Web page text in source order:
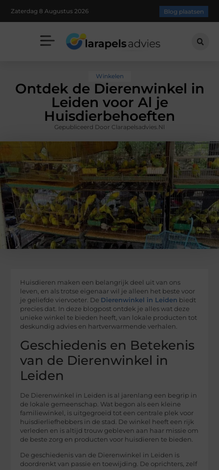
Zaterdag 8 Augustus 2026 Blog plaatsen
Winkelen
Ontdek de Dierenwinkel in
Leiden voor Al je
Huisdierbehoeften
Gepubliceerd Door Clarapelsadvies.nl
Huisdieren maken een belangrijk deel uit van ons
leven, en als trotse eigenaar wil je alleen het beste voor
je geliefde viervoeter. De Dierenwinkel in Leiden biedt
precies dat. In deze blogpost ontdek je alles wat deze
unieke winkel te bieden heeft, van lokale producten tot
deskundig advies en hartverwarmende verhalen.
Geschiedenis en Betekenis
van de Dierenwinkel in
Leiden
De Dierenwinkel in Leiden is al jarenlang een begrip in
de lokale gemeenschap. Wat begon als een kleine
familiewinkel, is uitgegroeid tot een centrale plek voor
huisdierliefhebbers in de stad. De winkel heeft een rijk
verleden en is altijd trouw gebleven aan haar missie om
de beste zorg en producten voor huisdieren te bieden.
De geschiedenis van de Dierenwinkel in Leiden is
doordrenkt van passie en toewijding. De oprichters, zelf